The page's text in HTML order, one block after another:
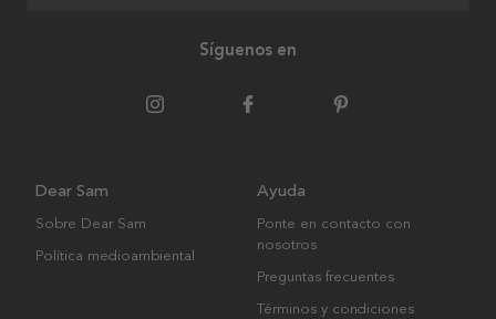
Síguenos en
Dear Sam
Sobre Dear Sam
Política medioambiental
Ayuda
Ponte en contacto con
nosotros
Preguntas frecuentes
Términos y condiciones